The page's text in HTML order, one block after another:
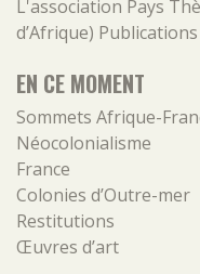
L'association Pays
d’Afrique) Publications
EN CE MOMENT
Sommets Afrique-
Néocolonialisme
France
Colonies d’Outre-mer
Restitutions
Œuvres d’art